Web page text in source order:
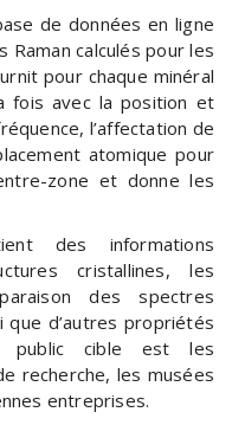
de données en ligne
calculés pour les
pour chaque minéral
fois avec la position et
l’affectation de
atomique pour
zone et donne les
des informations
cristallines, les
des spectres
d’autres propriétés
public cible est les
recherche, les musées
entreprises.